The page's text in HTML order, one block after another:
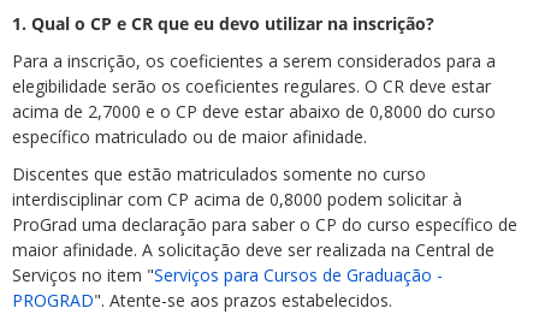
1. Qual o CP e CR que eu devo utilizar na inscrição?
Para a inscrição, os coeficientes a serem considerados para a
elegibilidade serão os coeficientes regulares. O CR deve estar
acima de 2,7000 e o CP deve estar abaixo de 0,8000 do curso
específico matriculado ou de maior afinidade.
Discentes que estão matriculados somente no curso
interdisciplinar com CP acima de 0,8000 podem solicitar à
ProGrad uma declaração para saber o CP do curso específico de
maior afinidade. A solicitação deve ser realizada na Central de
Serviços no item "Serviços para Cursos de Graduação -
PROGRAD". Atente-se aos prazos estabelecidos.